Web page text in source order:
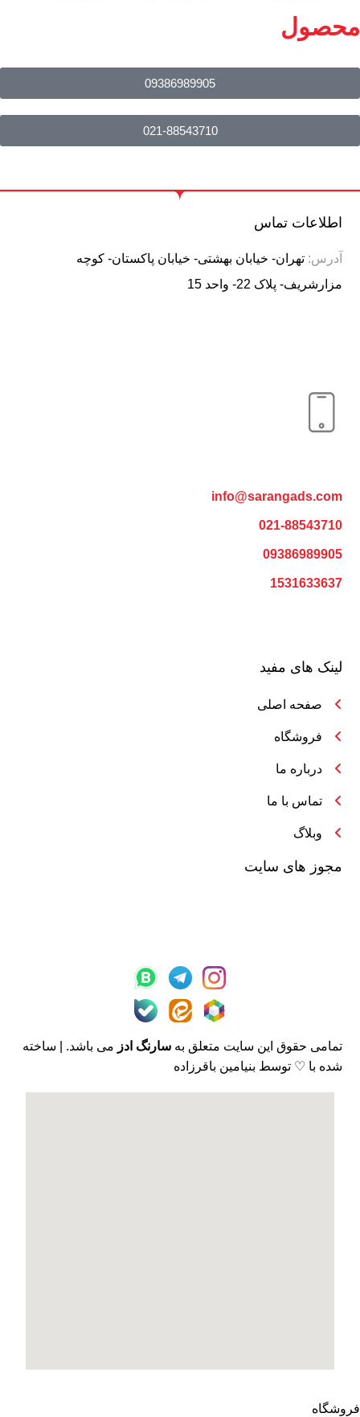
محصول
09386989905
021-88543710
اطلاعات تماس
آدرس: تهران- خیابان بهشتی- خیابان پاکستان- کوچه
مزارشریف- پلاک 22- واحد 15
info@sarangads.com
021-88543710
09386989905
1531633637
لینک های مفید
صفحه اصلی
فروشگاه
درباره ما
تماس با ما
وبلاگ
مجوز های سایت
تمامی حقوق این سایت متعلق به سارنگ ادز می باشد. | ساخته
شده با ♡ توسط بنیامین باقرزاده
فروشگاه